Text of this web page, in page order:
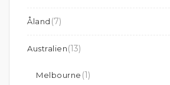
Åland (7)
Australien(13)
Melbourne (1)